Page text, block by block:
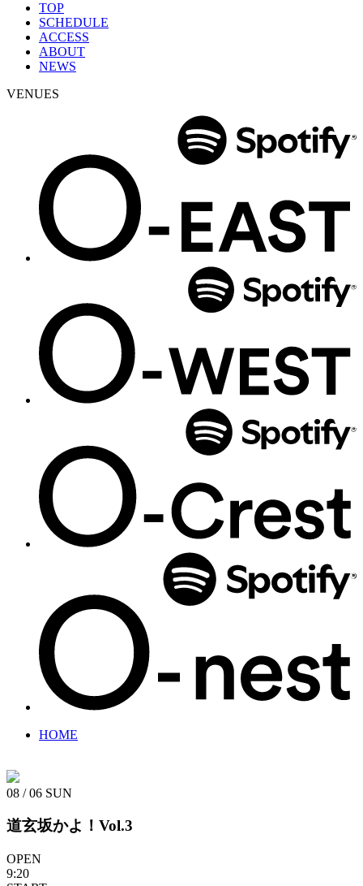
TOP
SCHEDULE
ACCESS
ABOUT
NEWS
VENUES
HOME
08 / 06 SUN
道玄坂かよ！Vol.3
OPEN
9:20